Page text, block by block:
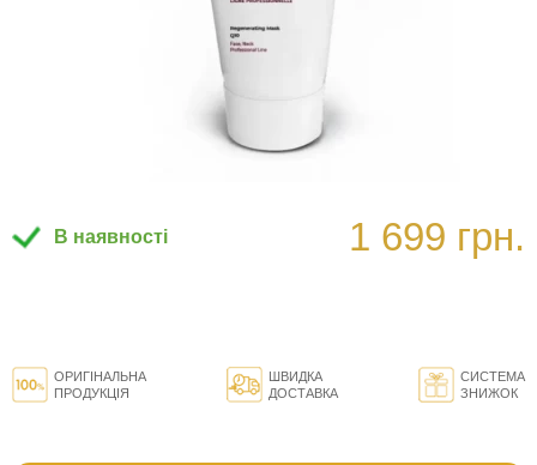
В наявності 1 699 грн.
ОРИГІНАЛЬНА
ПРОДУКЦІЯ
ШВИДКА
ДОСТАВКА
СИСТЕМА
ЗНИЖОК